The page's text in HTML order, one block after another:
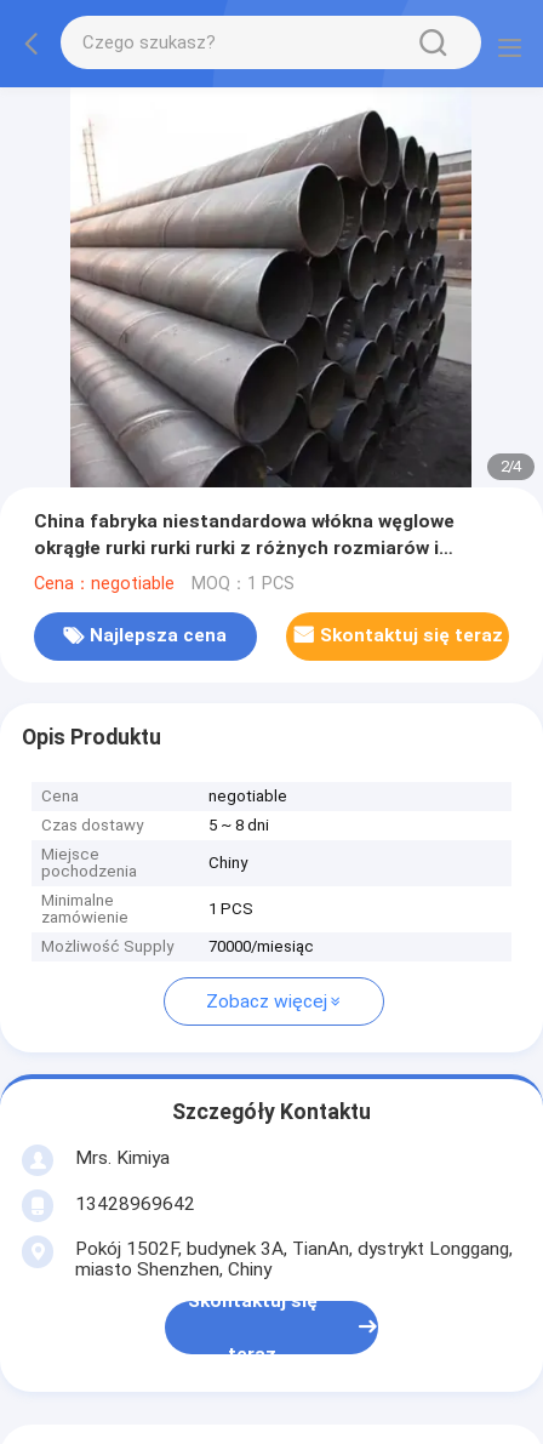
2/4
China fabryka niestandardowa włókna węglowe
okrągłe rurki rurki rurki z różnych rozmiarów i
tekstur
Cena：negotiable MOQ：1 PCS
Najlepsza cena Skontaktuj się teraz
Opis Produktu
Cena
negotiable
Czas dostawy
5 ~ 8 dni
Miejsce
pochodzenia
Chiny
Minimalne
zamówienie
1 PCS
Możliwość Supply 70000/miesiąc
Zobacz więcej
Szczegóły Kontaktu
Mrs. Kimiya
13428969642
Pokój 1502F, budynek 3A, TianAn, dystrykt Longgang,
miasto Shenzhen, Chiny
Skontaktuj się
teraz